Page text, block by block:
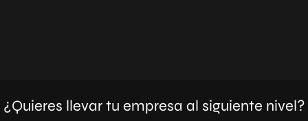
¿Quieres llevar tu empresa al siguiente nivel?